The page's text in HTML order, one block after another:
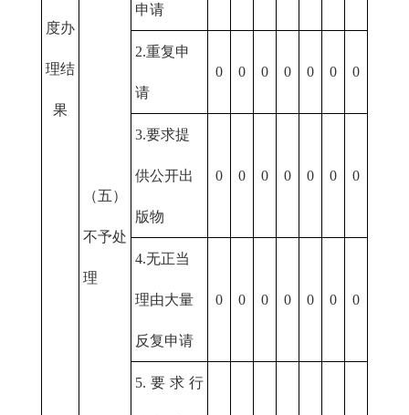
度办
理结
果
（五）
不予处
理
申请
2.重复申
请
0 0 0 0 0 0 0
3.要求提
供公开出
版物
0 0 0 0 0 0 0
4.无正当
理由大量
反复申请
0 0 0 0 0 0 0
5.要求行